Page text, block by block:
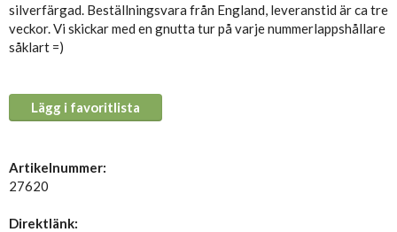
silverfärgad. Beställningsvara från England, leveranstid är ca tre
veckor. Vi skickar med en gnutta tur på varje nummerlappshållare
såklart =)
Lägg i favoritlista
Artikelnummer:
27620
Direktlänk: